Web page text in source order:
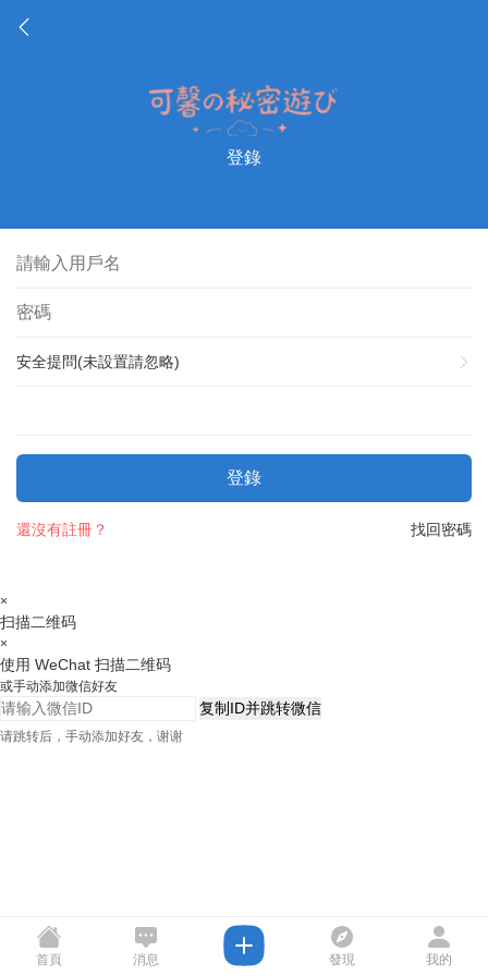
登錄
安全提問(未設置請忽略)
登錄
找回密碼
還沒有註冊？
×
扫描二维码
×
使用 WeChat 扫描二维码
或手动添加微信好友
复制ID并跳转微信
请跳转后，手动添加好友，谢谢
首頁 消息 發現 我的